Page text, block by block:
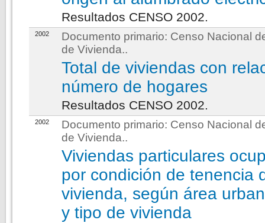
Resultados CENSO 2002.
2002 Documento primario: Censo Nacional
de Vivienda..
Total de viviendas con
número de hogares
Resultados CENSO 2002.
2002 Documento primario: Censo Nacional
de Vivienda..
Viviendas particulares
por condición de tenencia
vivienda, según área
y tipo de vivienda